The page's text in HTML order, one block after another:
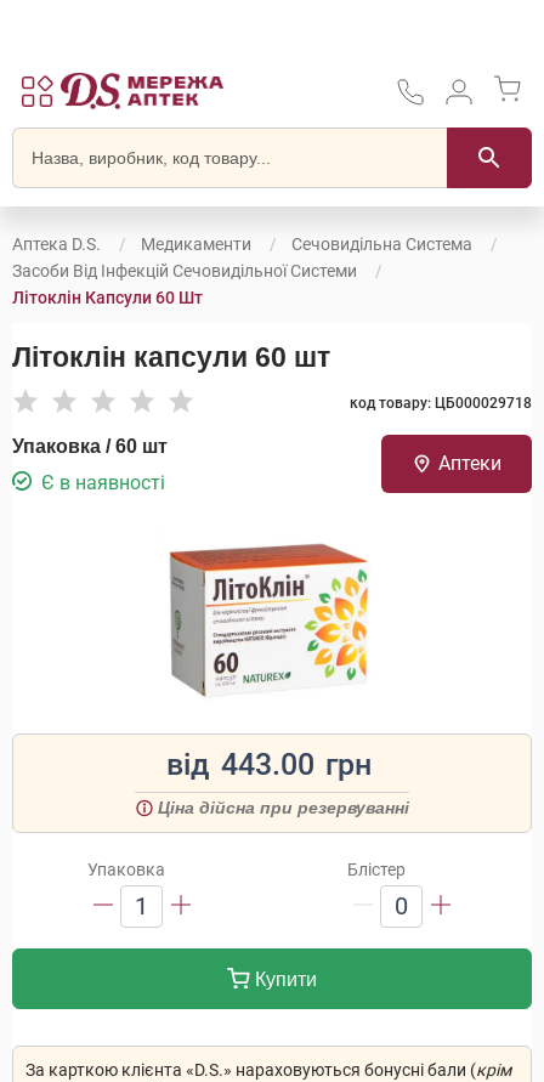
Аптека D.S. Медикаменти
Сечовидільна Система
Засоби Від Інфекцій Сечовидільної Системи
Літоклін Капсули 60 Шт
Літоклін капсули 60 шт
код товару: ЦБ000029718
Упаковка / 60 шт
Є в наявності
Аптеки
від 443.00 грн
Ціна дійсна при резервуванні
Упаковка
1
Блістер
0
Купити
За карткою клієнта «D.S.» нараховуються бонусні бали (крім